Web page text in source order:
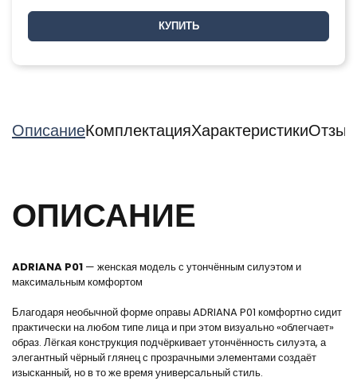
КУПИТЬ
ОписаниеКомплектацияХарактеристики
ОПИСАНИЕ
ADRIANA P01 — женская модель с утончённым силуэтом и
максимальным комфортом
Благодаря необычной форме оправы ADRIANA P01 комфортно сидит
практически на любом типе лица и при этом визуально «облегчает»
образ. Лёгкая конструкция подчёркивает утончённость силуэта, а
элегантный чёрный глянец с прозрачными элементами создаёт
изысканный, но в то же время универсальный стиль.